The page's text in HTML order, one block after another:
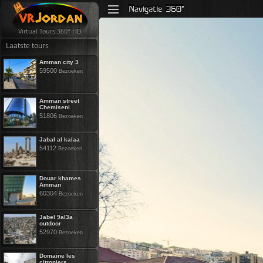
Virtual Tours 360° HD
Laatste tours
Amman city 3
59500 Bezoeken
Amman street
Chemiseni
51806 Bezoeken
Jabal al kalaa
54112 Bezoeken
Douar khames
Amman
60304 Bezoeken
Jabel 9al3a
outdoor
52970 Bezoeken
Domaine les